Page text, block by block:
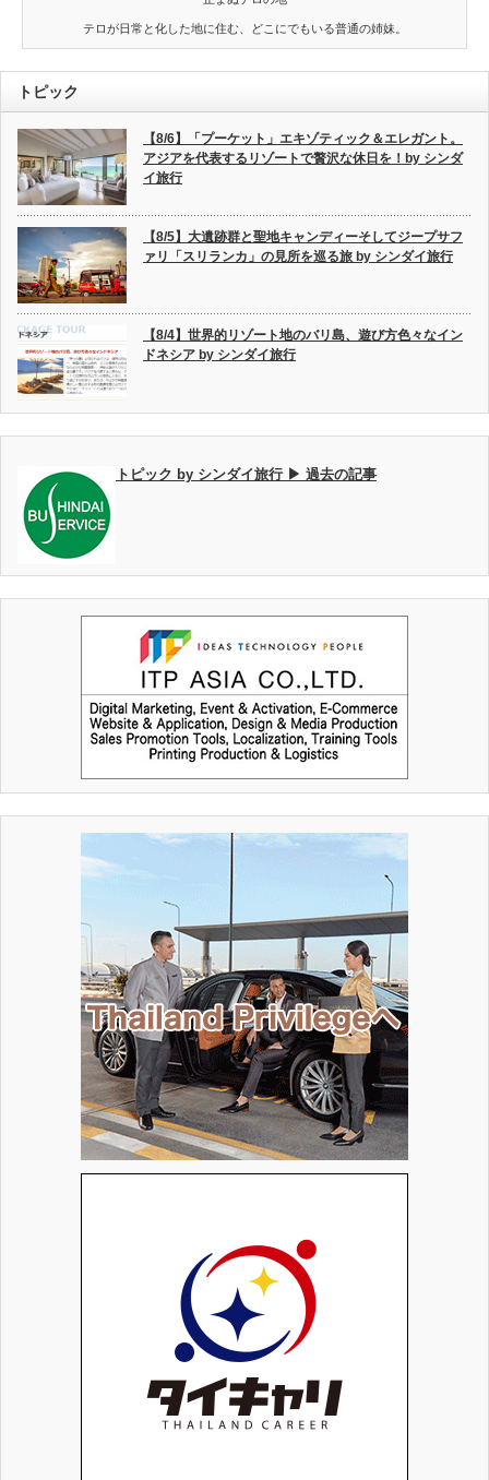
テロが日常と化した地に住む、どこにでもいる普通の姉妹。
トピック
【8/6】「プーケット」エキゾティック＆エレガント。
アジアを代表するリゾートで贅沢な休日を！by シンダ
イ旅行
【8/5】大遺跡群と聖地キャンディーそしてジープサフ
ァリ「スリランカ」の見所を巡る旅 by シンダイ旅行
【8/4】世界的リゾート地のバリ島、遊び方色々なイン
ドネシア by シンダイ旅行
トピック by シンダイ旅行 ▶ 過去の記事